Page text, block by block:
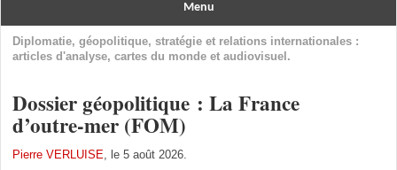
Menu
Diplomatie, géopolitique, stratégie et relations internationales :
articles d'analyse, cartes du monde et audiovisuel.
Dossier géopolitique : La France
d’outre-mer (FOM)
Pierre VERLUISE, le 5 août 2026.